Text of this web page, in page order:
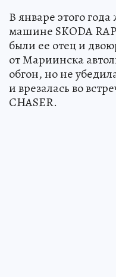
В январе этого
машине SKODA
были ее отец и
от Мариинска
обгон, но не
и врезалась во
CHASER.